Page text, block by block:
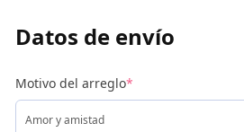
Datos de envío
Motivo del arreglo*